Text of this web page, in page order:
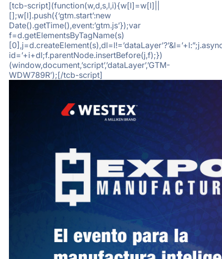
[tcb-script](function(w,d,s,l,i){w[l]=w[l]||
[];w[l].push({‘gtm.start’:new
Date().getTime(),event:’gtm.js’});var
f=d.getElementsByTagName(s)
id=’+i+dl;f.parentNode.insertBefore(j,f);})
(window,document,’script’,’dataLayer’,’GTM-
WDW789R’);[/tcb-script]